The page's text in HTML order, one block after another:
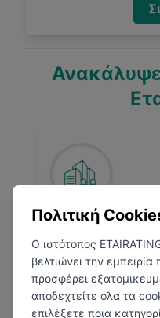
Procter &
Εμπόριο
Πολιτική
Ο ιστότοπος
βελτιώνει την
προσφέρει
αποδεχτείτε όλα τα
επιλέξετε ποια